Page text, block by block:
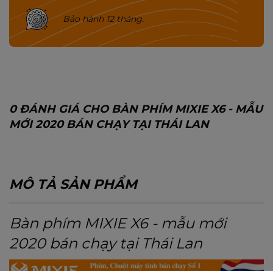
Bảo hành 12 tháng.
0 ĐÁNH GIÁ CHO BÀN PHÍM MIXIE X6 - MẪU
MỚI 2020 BÁN CHẠY TẠI THÁI LAN
MÔ TẢ SẢN PHẨM
Bàn phím MIXIE X6 - mẫu mới
2020 bán chạy tại Thái Lan